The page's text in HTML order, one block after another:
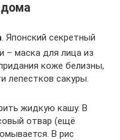
. Японский секретный
– маска для лица из
коже белизны,
лепестков сакуры.
жидкую кашу. В
отвар (ещё
В рис